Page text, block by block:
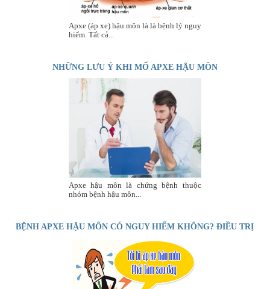
Apxe (áp xe) hậu môn là là bệnh lý nguy
hiểm. Tất cả...
NHỮNG LƯU Ý KHI MỔ APXE HẬU MÔN
Apxe hậu môn là chứng bệnh thuộc
nhóm bệnh hậu môn...
BỆNH APXE HẬU MÔN CÓ NGUY HIỂM KHÔNG? ĐIỀU TRỊ
THẾ NÀO?